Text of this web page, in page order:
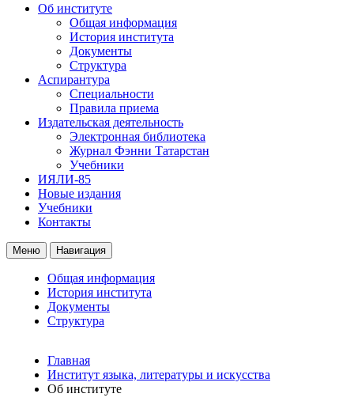
Об институте
Общая информация
История института
Документы
Структура
Аспирантура
Специальности
Правила приема
Издательская деятельность
Электронная библиотека
Журнал Фэнни Татарстан
Учебники
ИЯЛИ-85
Новые издания
Учебники
Контакты
Меню Навигация
Общая информация
История института
Документы
Структура
Главная
Институт языка, литературы и искусства
Об институте